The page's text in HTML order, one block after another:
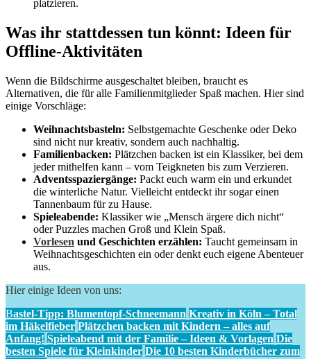
platzieren.
Was ihr stattdessen tun könnt: Ideen für
Offline-Aktivitäten
Wenn die Bildschirme ausgeschaltet bleiben, braucht es
Alternativen, die für alle Familienmitglieder Spaß machen. Hier sind
einige Vorschläge:
Weihnachtsbasteln: Selbstgemachte Geschenke oder Deko
sind nicht nur kreativ, sondern auch nachhaltig.
Familienbacken: Plätzchen backen ist ein Klassiker, bei dem
jeder mithelfen kann – vom Teigkneten bis zum Verzieren.
Adventsspaziergänge: Packt euch warm ein und erkundet
die winterliche Natur. Vielleicht entdeckt ihr sogar einen
Tannenbaum für zu Hause.
Spieleabende: Klassiker wie „Mensch ärgere dich nicht“
oder Puzzles machen Groß und Klein Spaß.
Vorlesen und Geschichten erzählen: Taucht gemeinsam in
Weihnachtsgeschichten ein oder denkt euch eigene Abenteuer
aus.
Hier einige Ideen von uns:
Bastel-Tipp: Blumentopf-Schneemann Kreativ in Köln – Total
im Häkelfieber Plätzchen backen mit Kindern – alles auf
Anfang! Spieleabend mit der Familie – Ideen & Vorlagen Die
besten Spiele für Kleinkinder Die 10 besten Kinderbücher zum